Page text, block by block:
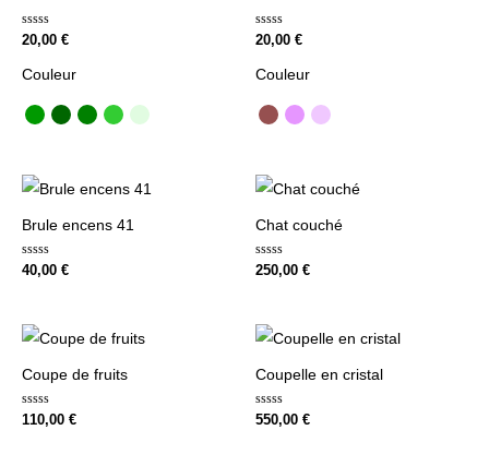
Note
5
20,00 €
Couleur
Note
5
20,00 €
Couleur
Brule encens 41
Note
40,00 €
Chat couché
Note
250,00 €
Coupe de fruits
Note
110,00 €
Coupelle en cristal
Note
550,00 €